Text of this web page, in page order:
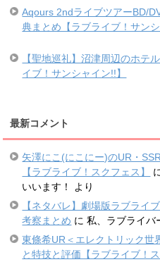
Aqours 2ndライブツアーBD/
典まとめ【ラブライブ！サンシ
【聖地巡礼】沼津周辺のホテ
イブ！サンシャイン!!】
最新コメント
矢澤にこ(にこにー)のUR・
【ラブライブ！スクフェス】
いいます！
より
【ネタバレ】劇場版ラブライ
考察まとめ に私、ラブライバ
東條希UR＜エレクトリック世
と特技と評価【ラブライブ！ス